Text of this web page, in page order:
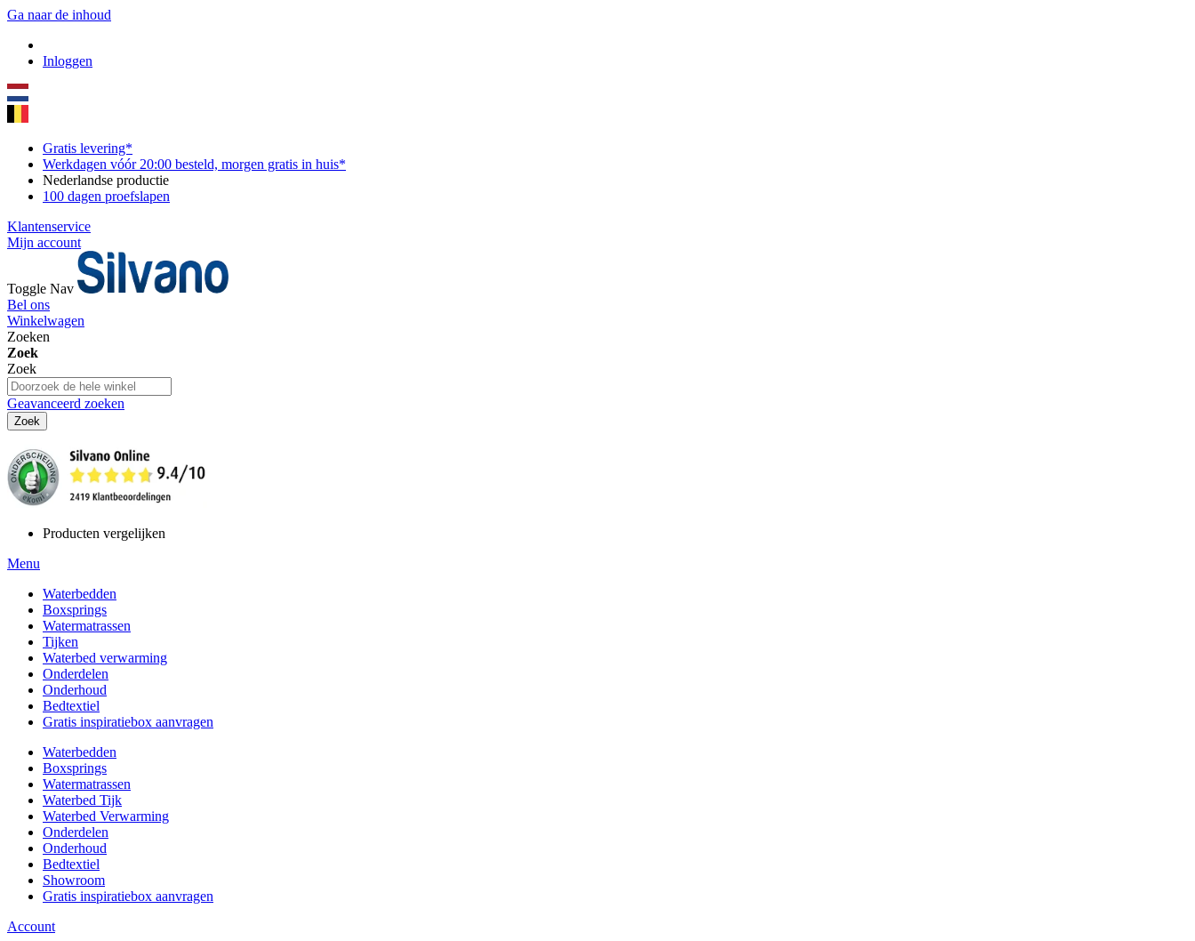
Ga naar de inhoud
Inloggen
Gratis levering*
Werkdagen vóór 20:00 besteld, morgen gratis in huis*
Nederlandse productie
100 dagen proefslapen
Klantenservice
Mijn account
Toggle Nav
Bel ons
Winkelwagen
Zoeken
Zoek
Zoek
Geavanceerd zoeken
Zoek
Producten vergelijken
Menu
Waterbedden
Boxsprings
Watermatrassen
Tijken
Waterbed verwarming
Onderdelen
Onderhoud
Bedtextiel
Gratis inspiratiebox aanvragen
Waterbedden
Boxsprings
Watermatrassen
Waterbed Tijk
Waterbed Verwarming
Onderdelen
Onderhoud
Bedtextiel
Showroom
Gratis inspiratiebox aanvragen
Account